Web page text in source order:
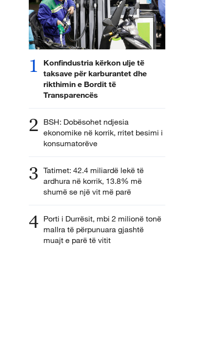
1
Konfindustria kërkon ulje të
taksave për karburantet dhe
rikthimin e Bordit të
Transparencës
2 BSH: Dobësohet ndjesia
ekonomike në korrik, rritet besimi i
konsumatorëve
3 Tatimet: 42.4 miliardë lekë të
ardhura në korrik, 13.8% më
shumë se një vit më parë
4 Porti i Durrësit, mbi 2 milionë tonë
mallra të përpunuara gjashtë
muajt e parë të vitit